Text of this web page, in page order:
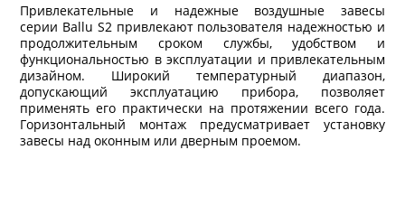
Привлекательные и надежные воздушные завесы
серии Ballu S2 привлекают пользователя надежностью и
продолжительным сроком службы, удобством и
функциональностью в эксплуатации и привлекательным
дизайном. Широкий температурный диапазон,
допускающий эксплуатацию прибора, позволяет
применять его практически на протяжении всего года.
Горизонтальный монтаж предусматривает установку
завесы над оконным или дверным проемом.